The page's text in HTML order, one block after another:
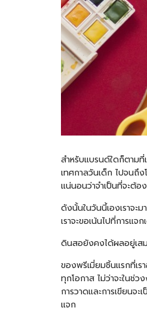
สำหรับแบรนด์ใดก็ตาม
เทศกาลวันเด็ก ไปจนถึ
แน่นอนว่าจำเป็นที่จะต้อ
ดังนั้นในวันนี้เองเราจะ
เราจะขอเน้นไปที่การแ
ดินสอยังคงได้ผลอยู่เส
ของพรีเมี่ยมชิ้นแรกที่เร
ทุกโอกาส ไม่ว่าจะในช่
การวาดและการเขียนจ
แจก